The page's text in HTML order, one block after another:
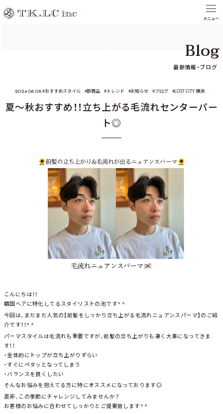
Blog
最新情報・ブログ
2024.08.06 おすすめスタイル 新商品 トレンド お知らせ ブログ LOST CITY 横浜
夏～秋おすすめ！！立ち上がる毛流れセンターパー
ト◎
こんにちは！！
韓国ヘアに特化してるスタイリストの池です^ ^
今回は、まだまだ人気の【前髪をしっかり立ち上がる毛流れニュアンスパーマ】のご紹
介です！！^ ^
パーマスタイルは毛流れも重要ですが、前髪の立ち上がりも凄く大事になってきま
す！！
・全体的にトップが立ち上がりずらい
・すぐにペタッとなってしまう
・バランスを良くしたい
そんなお悩みを抱えてる方に特にオススメになっております◎
是非、この季節にチャレンジしてみませんか？
お客様のお悩みに合わせてしっかりとご提案致します^ ^